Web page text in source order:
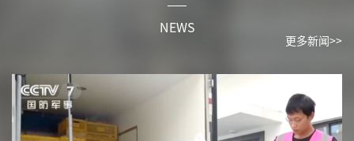
NEWS
更多新闻>>